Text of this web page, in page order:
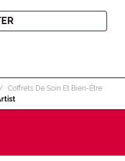
Coffrets De Soin Et Bien-Être